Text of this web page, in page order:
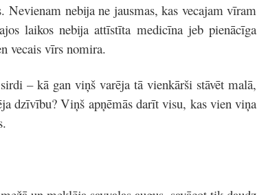
Nevienam nebija ne jausmas, kas vecajam vīram
laikos nebija attīstīta medicīna jeb pienācīga
vecais vīrs nomira.
– kā gan viņš varēja tā vienkārši stāvēt malā,
dzīvību? Viņš apņēmās darīt visu, kas vien viņa